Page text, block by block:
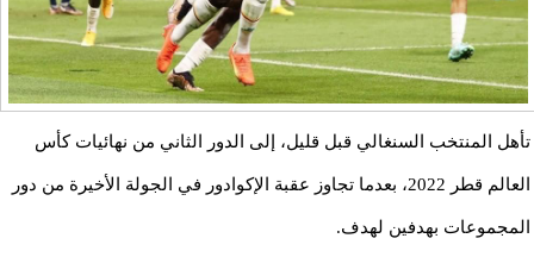
تأهل المنتخب السنغالي قبل قليل، إلى الدور الثاني من نهائيات كأس
العالم قطر 2022، بعدما تجاوز عقبة الإكوادور في الجولة الأخيرة من دور
المجموعات بهدفين لهدف.